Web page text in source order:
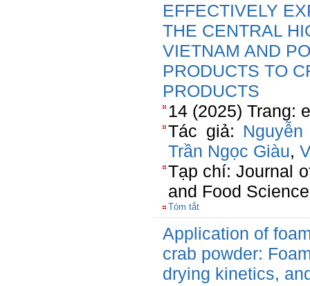
EFFECTIVELY
THE CENTRAL
VIETNAM AND
PRODUCTS TO
PRODUCTS
14 (2025) Trang:
Tác giả:
Trần Ngọc Giàu,
Tạp chí: Journal
and Food
Tóm tắt
Application of
crab powder:
drying kinetics,